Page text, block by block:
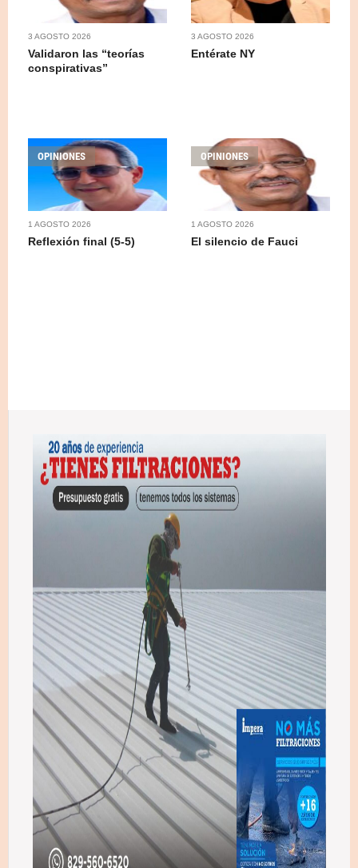
3 AGOSTO 2026
Validaron las “teorías
conspirativas”
3 AGOSTO 2026
Entérate NY
OPINIONES
1 AGOSTO 2026
Reflexión final (5-5)
OPINIONES
1 AGOSTO 2026
El silencio de Fauci